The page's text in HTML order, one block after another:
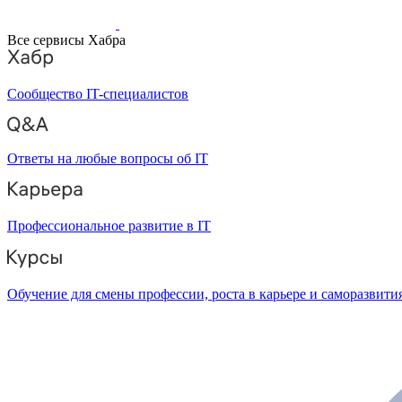
Все сервисы Хабра
Сообщество IT-специалистов
Ответы на любые вопросы об IT
Профессиональное развитие в IT
Обучение для смены профессии, роста в карьере и